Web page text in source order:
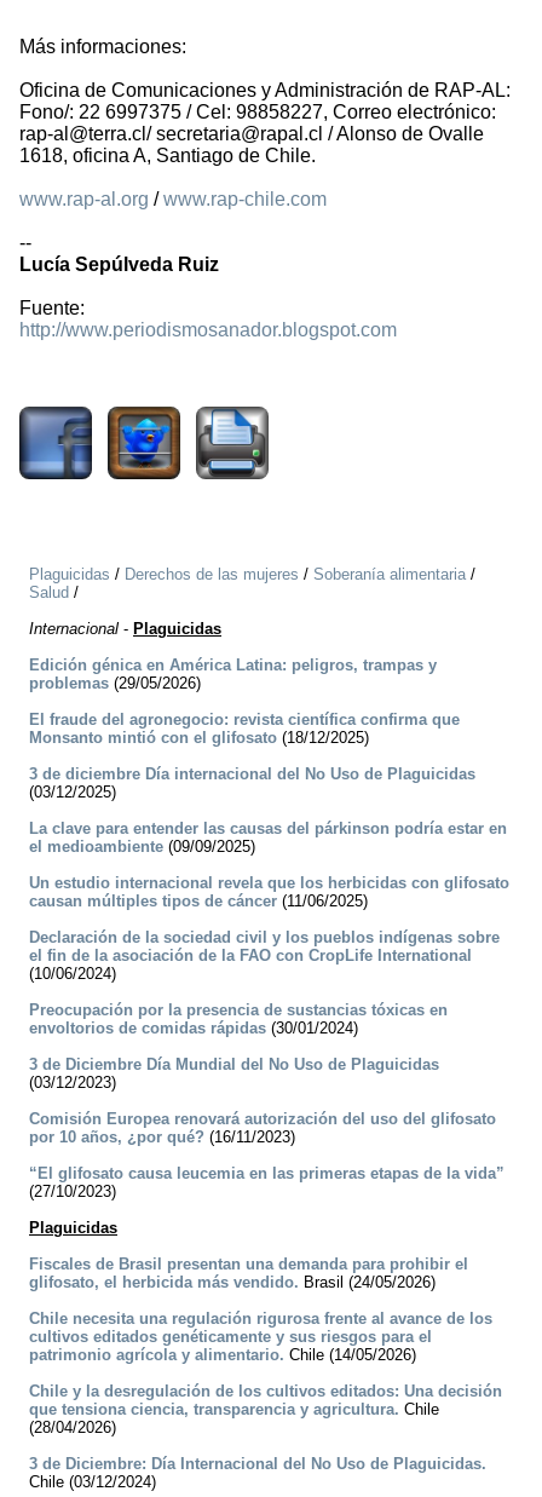
Más informaciones:
Oficina de Comunicaciones y Administración de RAP-AL:
Fono/: 22 6997375 / Cel: 98858227, Correo electrónico:
rap-al@terra.cl/ secretaria@rapal.cl / Alonso de Ovalle
1618, oficina A, Santiago de Chile.
www.rap-al.org /www.rap-chile.com
--
Lucía Sepúlveda Ruiz
Fuente:
http://www.periodismosanador.blogspot.com
Plaguicidas / Derechos de las mujeres / Soberanía alimentaria/
Salud /
Internacional - Plaguicidas
Edición génica en América Latina: peligros, trampas y
problemas (29/05/2026)
El fraude del agronegocio: revista científica confirma que
Monsanto mintió con el glifosato (18/12/2025)
3 de diciembre Día internacional del No Uso de Plaguicidas
(03/12/2025)
La clave para entender las causas del párkinson podría estar en
el medioambiente (09/09/2025)
Un estudio internacional revela que los herbicidas con glifosato
causan múltiples tipos de cáncer (11/06/2025)
Declaración de la sociedad civil y los pueblos indígenas sobre
el fin de la asociación de la FAO con CropLife International
(10/06/2024)
Preocupación por la presencia de sustancias tóxicas en
envoltorios de comidas rápidas (30/01/2024)
3 de Diciembre Día Mundial del No Uso de Plaguicidas
(03/12/2023)
Comisión Europea renovará autorización del uso del glifosato
por 10 años, ¿por qué? (16/11/2023)
“El glifosato causa leucemia en las primeras etapas de la vida”
(27/10/2023)
Plaguicidas
Fiscales de Brasil presentan una demanda para prohibir el
glifosato, el herbicida más vendido. Brasil (24/05/2026)
Chile necesita una regulación rigurosa frente al avance de los
cultivos editados genéticamente y sus riesgos para el
patrimonio agrícola y alimentario. Chile (14/05/2026)
Chile y la desregulación de los cultivos editados: Una decisión
que tensiona ciencia, transparencia y agricultura. Chile
(28/04/2026)
3 de Diciembre: Día Internacional del No Uso de Plaguicidas.
Chile (03/12/2024)